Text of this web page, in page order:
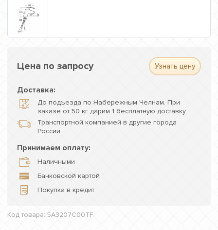
Цена по запросу Узнать цену
Доставка:
До подъезда по Набережным Челнам. При
заказе от 50 кг дарим 1 бесплатную доставку.
Транспортной компанией в другие города
России.
Принимаем оплату:
Наличными
Банковской картой
Покупка в кредит
Код товара: 5A3207C00TF